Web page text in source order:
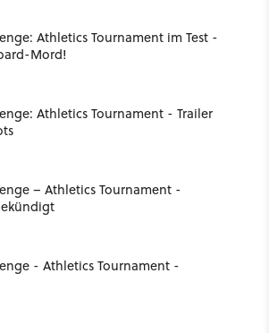
Athletics Tournament im Test -
Mord!
Athletics Tournament - Trailer
– Athletics Tournament -
- Athletics Tournament -